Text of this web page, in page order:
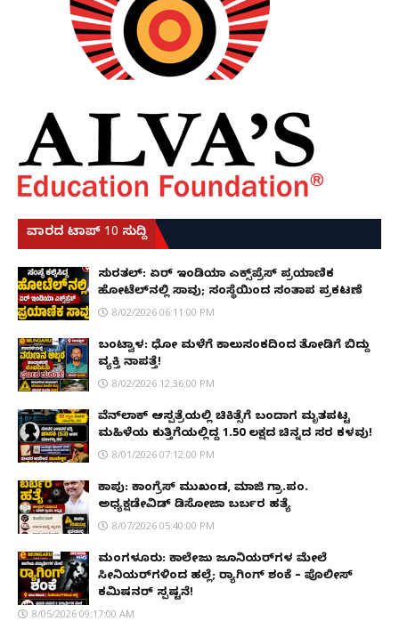
ವಾರದ ಟಾಪ್ 10 ಸುದ್ದಿ
ಸುರತ್ಕಲ್: ಏರ್ ಇಂಡಿಯಾ ಎಕ್ಸ್‌ಪ್ರೆಸ್ ಪ್ರಯಾಣಿಕ
ಹೋಟೆಲ್‌ನಲ್ಲಿ ಸಾವು; ಸಂಸ್ಥೆಯಿಂದ ಸಂತಾಪ ಪ್ರಕಟಣೆ
8/02/2026 06:11:00 PM
ಬಂಟ್ವಾಳ: ಧೋ ಮಳೆಗೆ ಕಾಲುಸಂಕದಿಂದ ತೋಡಿಗೆ ಬಿದ್ದು
ವ್ಯಕ್ತಿ ನಾಪತ್ತೆ!
8/02/2026 12:36:00 PM
ವೆನ್‌ಲಾಕ್ ಆಸ್ಪತ್ರೆಯಲ್ಲಿ ಚಿಕಿತ್ಸೆಗೆ ಬಂದಾಗ ಮೃತಪಟ್ಟ
ಮಹಿಳೆಯ ಕುತ್ತಿಗೆಯಲ್ಲಿದ್ದ ₹1.50 ಲಕ್ಷದ ಚಿನ್ನದ ಸರ ಕಳವು!
8/01/2026 07:12:00 PM
ಕಾಪು: ಕಾಂಗ್ರೆಸ್ ಮುಖಂಡ, ಮಾಜಿ ಗ್ರಾ.ಪಂ.
ಅಧ್ಯಕ್ಷಡೇವಿಡ್ ಡಿಸೋಜಾ ಬರ್ಬರ ಹತ್ಯೆ
8/07/2026 05:40:00 PM
ಮಂಗಳೂರು: ಕಾಲೇಜು ಜೂನಿಯರ್‌ಗಳ ಮೇಲೆ
ಸೀನಿಯರ್‌ಗಳಿಂದ ಹಲ್ಲೆ; ರ‌್ಯಾಗಿಂಗ್ ಶಂಕೆ – ಪೊಲೀಸ್
ಕಮಿಷನರ್ ಸ್ಪಷ್ಟನೆ!
8/05/2026 09:17:00 AM